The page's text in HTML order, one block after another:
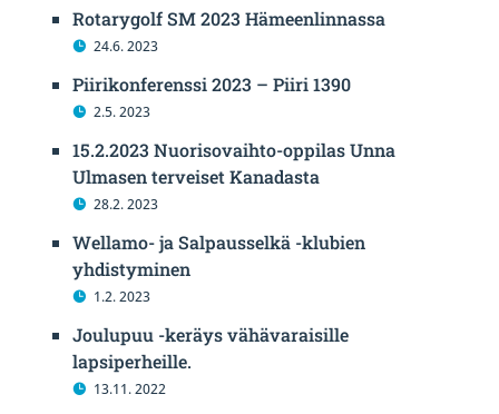
Rotarygolf SM 2023 Hämeenlinnassa
24.6. 2023
Piirikonferenssi 2023 – Piiri 1390
2.5. 2023
15.2.2023 Nuorisovaihto-oppilas Unna
Ulmasen terveiset Kanadasta
28.2. 2023
Wellamo- ja Salpausselkä -klubien
yhdistyminen
1.2. 2023
Joulupuu -keräys vähävaraisille
lapsiperheille.
13.11. 2022